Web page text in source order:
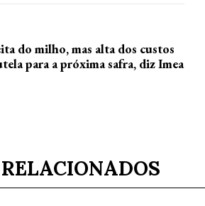
do milho, mas alta dos custos
para a próxima safra, diz Imea